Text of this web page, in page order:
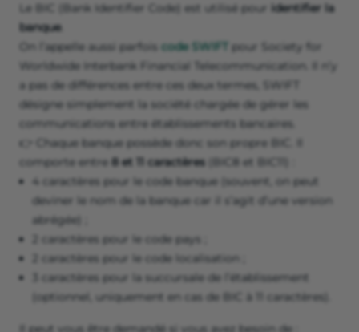
Le BIC (Bank Identifier Code) est utilisé pour identifier la
banque.
On l’appelle aussi parfois code SWIFT pour Society for
Worldwide Interbank Financial Telecommunication. Il n’y
a pas de différences entre ces deux termes, SWIFT
désigne simplement la société chargée de gérer les
communications entre établissements bancaires.
👉 Chaque banque possède donc son propre BIC. Il
comporte entre 8 et 11 caractères (BIC8 et BIC11) :
4 caractères pour le code banque (souvent, on peut
deviner le nom de la banque car il s’agit d’une version
abrégée) ;
2 caractères pour le code pays ;
2 caractères pour le code localisation ;
3 caractères pour la succursale de l’établissement
(optionnel, uniquement en cas de BIC à 11 caractères).
Il peut vous être demandé si vous avez besoin de :